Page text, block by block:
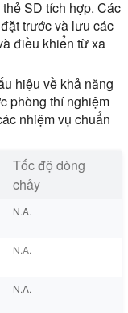
SD tích hợp. Các
trước và lưu các
điều khiển từ xa
hiệu về khả năng
phòng thí nghiệm
nhiệm vụ chuẩn
Tốc độ dòng
chảy
N.A.
N.A.
N.A.